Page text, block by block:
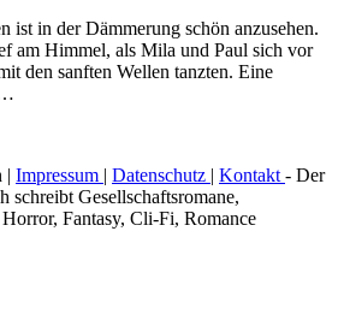
ist in der Dämmerung schön anzusehen.
am Himmel, als Mila und Paul sich vor
den sanften Wellen tanzten. Eine
| Impressum | Datenschutz | Kontakt - Der
schreibt Gesellschaftsromane,
Fantasy, Cli-Fi, Romance